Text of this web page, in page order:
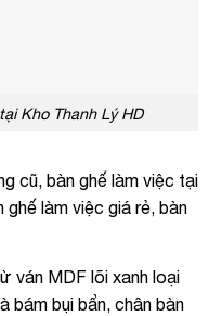
Kho Thanh Lý HD
cũ, bàn ghế làm việc tại
ghế làm việc giá rẻ, bàn
ván MDF lõi xanh loại
bám bụi bẩn, chân bàn